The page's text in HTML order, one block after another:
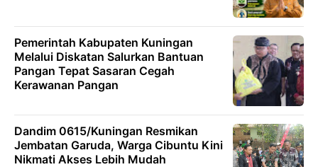
Pemerintah Kabupaten Kuningan
Melalui Diskatan Salurkan Bantuan
Pangan Tepat Sasaran Cegah
Kerawanan Pangan
Dandim 0615/Kuningan Resmikan
Jembatan Garuda, Warga Cibuntu Kini
Nikmati Akses Lebih Mudah